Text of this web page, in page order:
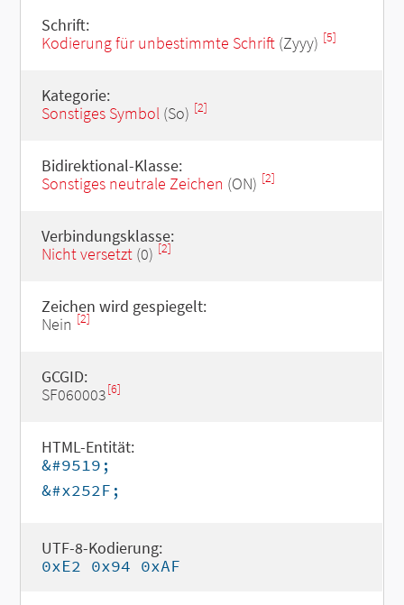
Schrift:
Kodierung für unbestimmte Schrift(Zyyy) [5]
Kategorie:
Sonstiges Symbol(So) [2]
Bidirektional-Klasse:
Sonstiges neutrale Zeichen (ON) [2]
Verbindungsklasse:
Nicht versetzt(0) [2]
Zeichen wird gespiegelt:
Nein [2]
GCGID:
SF060003[6]
HTML-Entität:
&#9519;
&#x252F;
UTF-8-Kodierung:
0xE2 0x94 0xAF